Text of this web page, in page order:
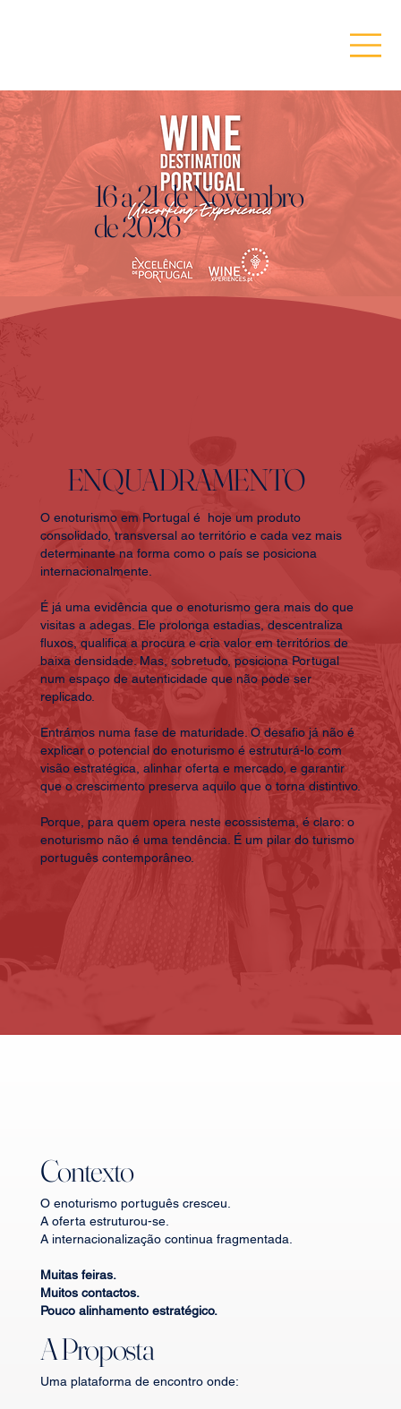
16 a 21 de Novembro
de 2026
ENQUADRAMENTO
O enoturismo em Portugal é hoje um produto
consolidado, transversal ao território e cada vez mais
determinante na forma como o país se posiciona
internacionalmente.
É já uma evidência que o enoturismo gera mais do que
visitas a adegas. Ele prolonga estadias, descentraliza
fluxos, qualifica a procura e cria valor em territórios de
baixa densidade. Mas, sobretudo, posiciona Portugal
num espaço de autenticidade que não pode ser
replicado.
Entrámos numa fase de maturidade. O desafio já não é
explicar o potencial do enoturismo é estruturá-lo com
visão estratégica, alinhar oferta e mercado, e garantir
que o crescimento preserva aquilo que o torna distintivo.
Porque, para quem opera neste ecossistema, é claro: o
enoturismo não é uma tendência. É um pilar do turismo
português contemporâneo.
Contexto
O enoturismo português cresceu.
A oferta estruturou-se.
A internacionalização continua fragmentada.
Muitas feiras.
Muitos contactos.
Pouco alinhamento estratégico.
A Proposta
Uma plataforma de encontro onde: